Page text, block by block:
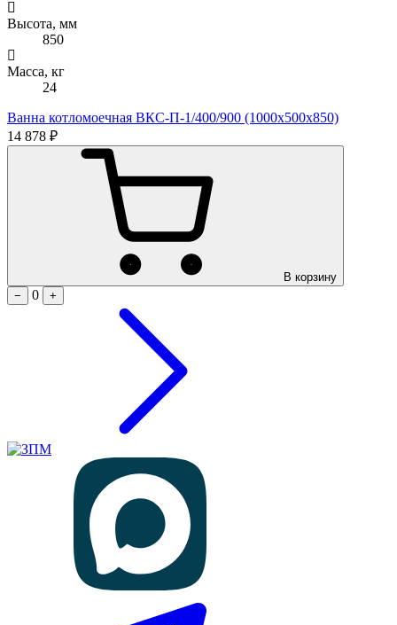
Высота, мм
850
Масса, кг
24
Ванна котломоечная ВКС-П-1/400/900 (1000х500х850)
14 878 ₽
В корзину
−
0 +